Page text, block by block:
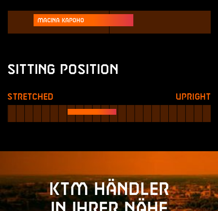
Macina Kapoho
Sitting Position
Stretched Upright
KTM Händler